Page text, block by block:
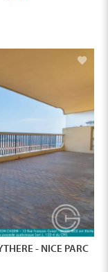
- NICE PARC